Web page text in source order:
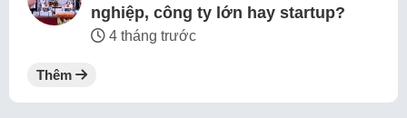
nghiệp, công ty lớn hay startup?
4 tháng trước
Thêm